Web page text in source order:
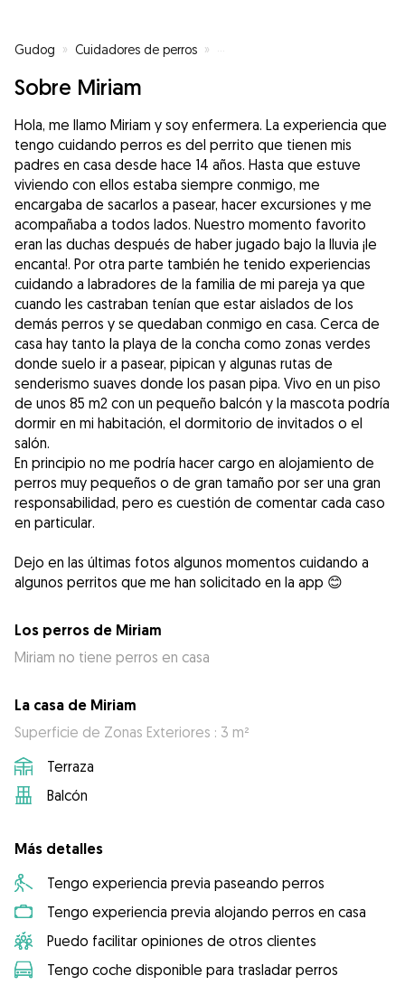
Gudog » Cuidadores de perros » Cuidadores de perros en
Sobre Miriam
Hola, me llamo Miriam y soy enfermera. La experiencia que
tengo cuidando perros es del perrito que tienen mis
padres en casa desde hace 14 años. Hasta que estuve
viviendo con ellos estaba siempre conmigo, me
encargaba de sacarlos a pasear, hacer excursiones y me
acompañaba a todos lados. Nuestro momento favorito
eran las duchas después de haber jugado bajo la lluvia ¡le
encanta!. Por otra parte también he tenido experiencias
cuidando a labradores de la familia de mi pareja ya que
cuando les castraban tenían que estar aislados de los
demás perros y se quedaban conmigo en casa. Cerca de
casa hay tanto la playa de la concha como zonas verdes
donde suelo ir a pasear, pipican y algunas rutas de
senderismo suaves donde los pasan pipa. Vivo en un piso
de unos 85 m2 con un pequeño balcón y la mascota podría
dormir en mi habitación, el dormitorio de invitados o el
salón.
En principio no me podría hacer cargo en alojamiento de
perros muy pequeños o de gran tamaño por ser una gran
responsabilidad, pero es cuestión de comentar cada caso
en particular.
Dejo en las últimas fotos algunos momentos cuidando a
Los perros de Miriam
Miriam no tiene perros en casa
La casa de Miriam
Superficie de Zonas Exteriores : 3 m²
Terraza
Balcón
Más detalles
Tengo experiencia previa paseando perros
Tengo experiencia previa alojando perros en casa
Puedo facilitar opiniones de otros clientes
Tengo coche disponible para trasladar perros